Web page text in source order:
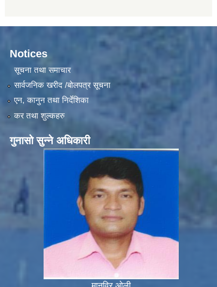
Notices
सूचना तथा समाचार
सार्वजनिक खरीद /बोलपत्र सूचना
एन, कानुन तथा निर्देशिका
कर तथा शुल्कहरु
गुनासो सुन्ने अधिकारी